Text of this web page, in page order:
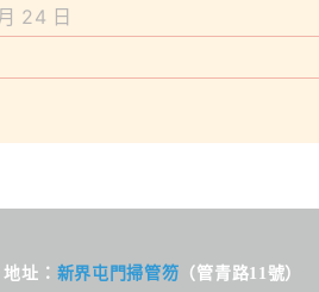
24 日
地址： 新界屯門掃管笏 （管青路11號）